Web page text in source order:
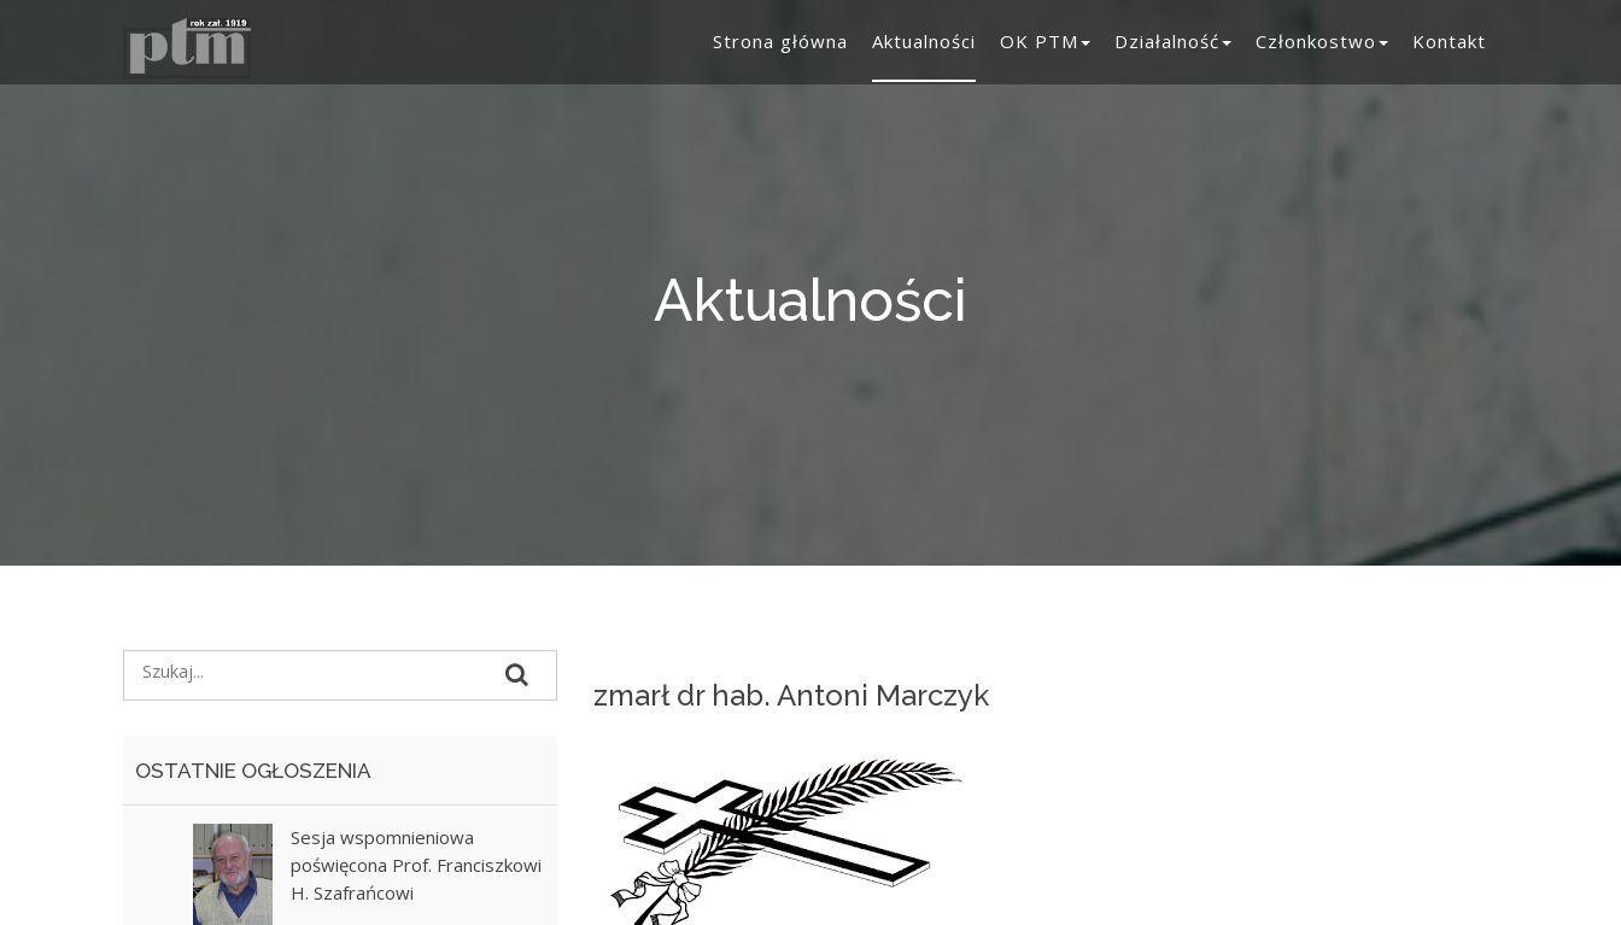
Strona główna Aktualności OK PTM Działalność Członkostwo Kontakt
Aktualności
OSTATNIE OGŁOSZENIA
Sesja wspomnieniowa
poświęcona Prof. Franciszkowi
H. Szafrańcowi
zmarł dr hab. Antoni Marczyk